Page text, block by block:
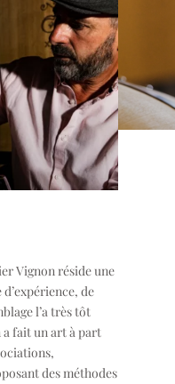
Vignon réside une
de
l’a très tôt
a fait un art à part
des méthodes